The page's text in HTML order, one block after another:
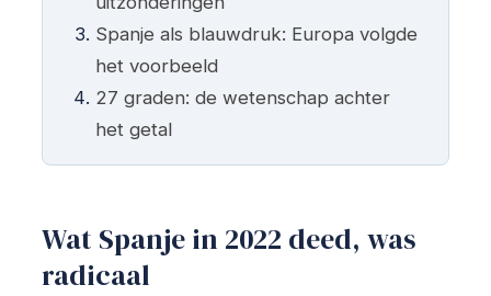
Spanje als blauwdruk: Europa volgde
het voorbeeld
27 graden: de wetenschap achter
het getal
Wat Spanje in 2022 deed, was
radicaal